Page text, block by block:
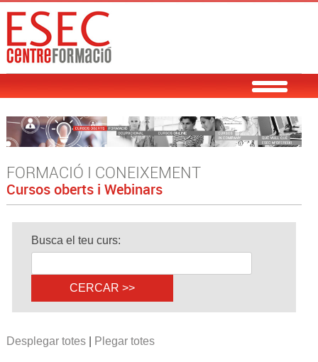
FORMACIÓ I CONEIXEMENT
Cursos oberts i Webinars
Busca el teu curs:
Desplegar totes Plegar totes